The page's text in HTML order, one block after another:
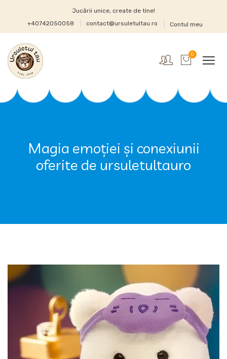
Jucării unice, create de tine!
+40742050058
contact@ursuletultau.ro Contul meu
0
Magia emoției și conexiunii
oferite de ursuletultauro